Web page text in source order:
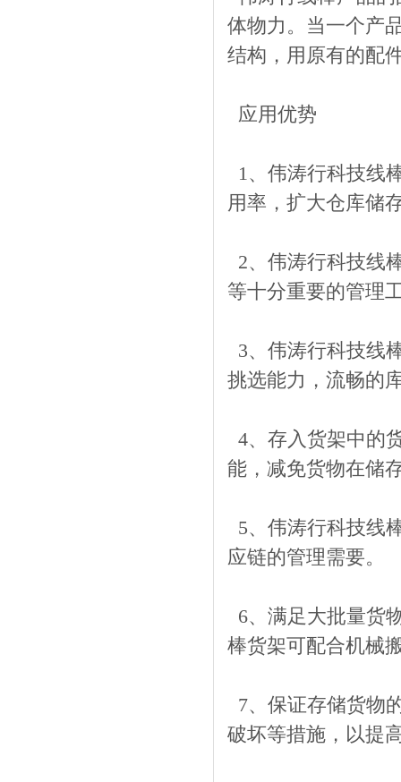
体物力。当一个产
结构，用原有的配
应用优势
1、伟涛行科技线
用率，扩大仓库储
2、伟涛行科技线
等十分重要的管理
3、伟涛行科技线
挑选能力，流畅的
4、存入货架中的
能，减免货物在储
5、伟涛行科技线
应链的管理需要。
6、满足大批量货
棒货架可配合机械
7、保证存储货物
破坏等措施，以提